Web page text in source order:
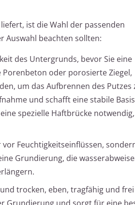
ist die Wahl der passenden
Auswahl beachten sollten:
des Untergrunds, bevor Sie eine
oder porosierte Ziegel,
um das Aufbrennen des Putzes
und schafft eine stabile
spezielle Haftbrücke
Feuchtigkeitseinflüssen,
Grundierung, die
trocken, eben, tragfähig und